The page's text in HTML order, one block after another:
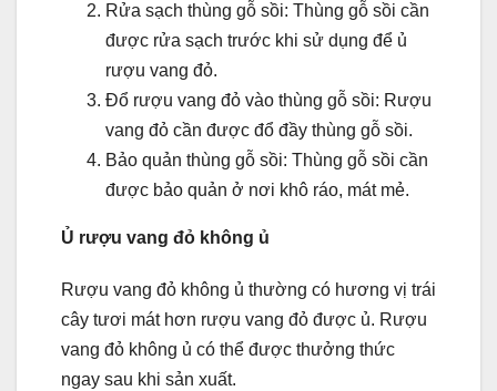
Rửa sạch thùng gỗ sồi: Thùng gỗ sồi cần
được rửa sạch trước khi sử dụng để ủ
rượu vang đỏ.
Đổ rượu vang đỏ vào thùng gỗ sồi: Rượu
vang đỏ cần được đổ đầy thùng gỗ sồi.
Bảo quản thùng gỗ sồi: Thùng gỗ sồi cần
được bảo quản ở nơi khô ráo, mát mẻ.
Ủ rượu vang đỏ không ủ
Rượu vang đỏ không ủ thường có hương vị trái
cây tươi mát hơn rượu vang đỏ được ủ. Rượu
vang đỏ không ủ có thể được thưởng thức
ngay sau khi sản xuất.